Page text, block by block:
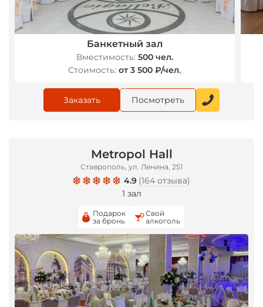
Банкетный зал
Вместимость: 500 чел.
Стоимость: от 3 500 ₽/чел.
Заказать Посмотреть
Metropol Hall
Ставрополь, ул. Ленина, 251
4.9 (164 отзыва)
1 зал
Подарок
за бронь
Свой
алкоголь
*
*
*
*